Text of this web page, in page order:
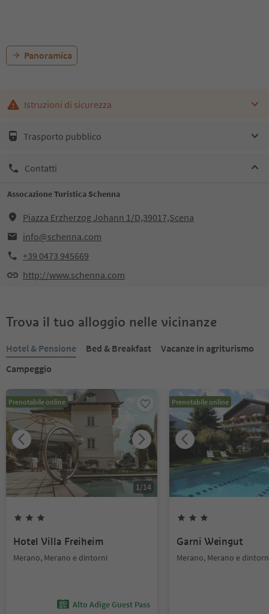
Panoramica
Istruzioni di sicurezza
Trasporto pubblico
Contatti
Assocazione Turistica Schenna
Piazza Erzherzog Johann 1/D,39017,Scena
info@schenna.com
+39 0473 945669
http://www.schenna.com
Trova il tuo alloggio nelle vicinanze
Hotel & Pensione Bed & Breakfast
Vacanze in agriturismo
Campeggio
Prenotabile online
1/14
Hotel Villa Freiheim
Merano, Merano e dintorni
Alto Adige Guest Pass
Prenotabile online
Garni Weingut
Merano, Merano e